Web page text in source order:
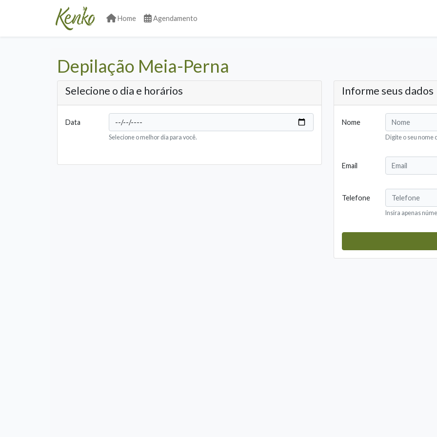
Home Agendamento
Depilação Meia-Perna
Selecione o dia e horários
Data
Selecione o melhor dia para você.
Informe seus dados
Nome
Digite o seu nome
Email
Telefone
Insira apenas